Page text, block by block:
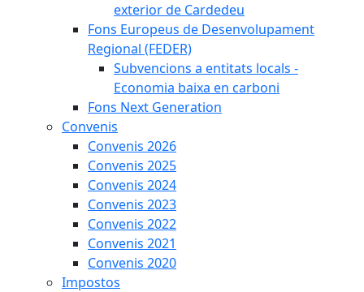
exterior de Cardedeu
Fons Europeus de Desenvolupament
Regional (FEDER)
Subvencions a entitats locals -
Economia baixa en carboni
Fons Next Generation
Convenis
Convenis 2026
Convenis 2025
Convenis 2024
Convenis 2023
Convenis 2022
Convenis 2021
Convenis 2020
Impostos